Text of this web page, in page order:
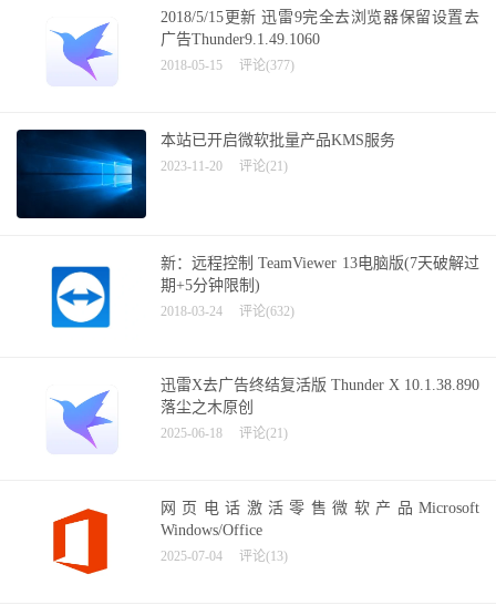
2018/5/15更新 迅雷9完全去浏览器保留设置去
广告Thunder9.1.49.1060
2018-05-15 评论(377)
本站已开启微软批量产品KMS服务
2023-11-20 评论(21)
新：远程控制 TeamViewer 13电脑版(7天破解过
期+5分钟限制)
2018-03-24 评论(632)
迅雷X去广告终结复活版 Thunder X 10.1.38.890
落尘之木原创
2025-06-18 评论(21)
网页电话激活零售微软产品Microsoft
Windows/Office
2025-07-04 评论(13)